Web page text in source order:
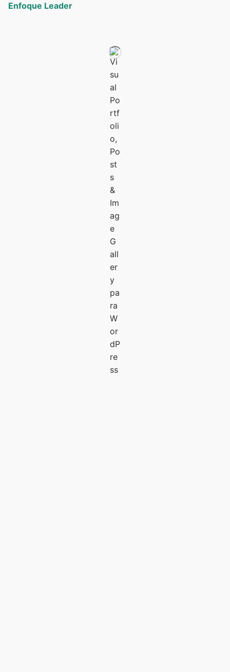
Enfoque Leader